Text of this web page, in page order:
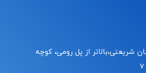
شریعتی،بالاتر از پل رومی، کوچه